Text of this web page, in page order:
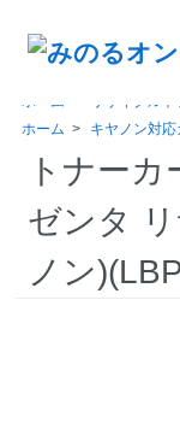
ホーム リサイクルト
ホーム > キヤノン対
トナー
ゼンタ
ノン